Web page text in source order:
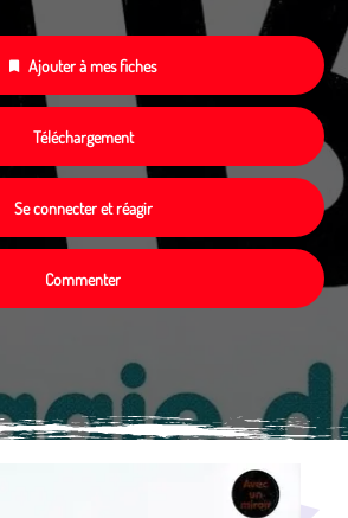
Ajouter à mes fiches
Téléchargement
Se connecter et réagir
Commenter